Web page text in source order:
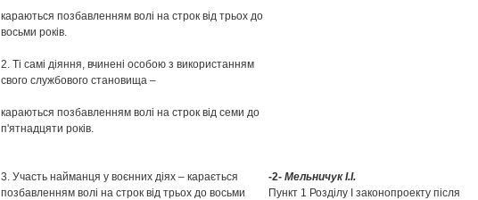
караються позбавленням волі на строк від трьох до
восьми років.
2. Ті самі діяння, вчинені особою з використанням
свого службового становища –
караються позбавленням волі на строк від семи до
п'ятнадцяти років.
3. Участь найманця у воєнних діях – карається
позбавленням волі на строк від трьох до восьми
-2- Мельничук І.І.
Пункт 1 Розділу І законопроекту після